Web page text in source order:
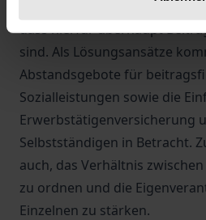
vergleichbare soziale
dass hierfür überhaupt
sind. Als Lösungsansätze
Abstandsgebote für
Sozialleistungen sowie die
Erwerbstätigenversicherung
Selbstständigen in Betracht.
auch, das Verhältnis
zu ordnen und die
Einzelnen zu stärken.